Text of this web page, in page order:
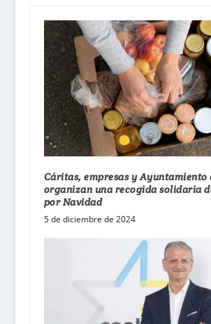
Cáritas, empresas y Ayuntamiento
organizan una recogida solidaria
por Navidad
5 de diciembre de 2024